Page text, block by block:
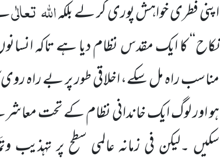
اپنی فطری خواہش پوری کر لے بلکہاللہتعالٰی
نکاح‘‘ کا ایک مقدس نظام دیا ہے تاکہ
مناسب راہ مل سکے، اخلاقی طور پر بے راہ روی
ہو اور لوگ ایک خاندانی نظام کے تحت
سکیں ۔لیکن فی زمانہ عالمی سطح پر